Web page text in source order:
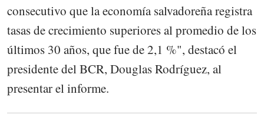
consecutivo que la economía salvadoreña registra
tasas de crecimiento superiores al promedio de los
últimos 30 años, que fue de 2,1 %", destacó el
presidente del BCR, Douglas Rodríguez, al
presentar el informe.